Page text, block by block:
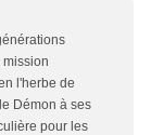
l'herbe de
Démon à ses
pour les